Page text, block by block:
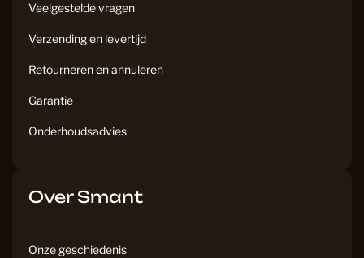
Veelgestelde vragen
Verzending en levertijd
Retourneren en annuleren
Garantie
Onderhoudsadvies
Over Smant
Onze geschiedenis